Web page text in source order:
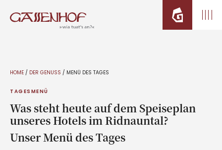
HOME / DER GENUSS / MENÜ DES TAGES
TAGESMENÜ
Was steht heute auf dem Speiseplan
unseres Hotels im Ridnauntal?
Unser Menü des Tages